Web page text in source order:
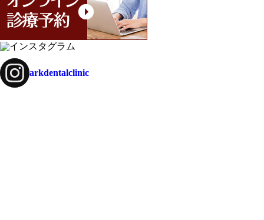
arkdentalclinic